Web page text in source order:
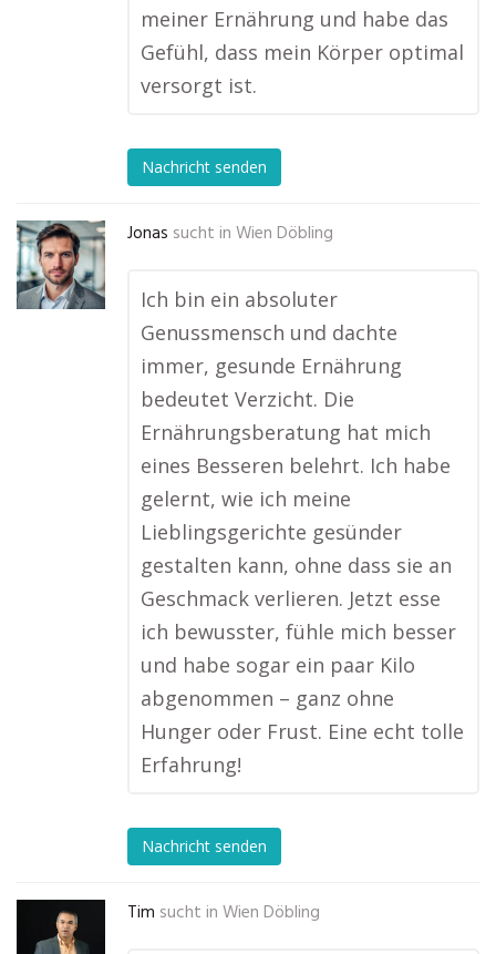
meiner Ernährung und habe das
Gefühl, dass mein Körper optimal
versorgt ist.
Nachricht senden
Jonas sucht in Wien Döbling
Ich bin ein absoluter
Genussmensch und dachte
immer, gesunde Ernährung
bedeutet Verzicht. Die
Ernährungsberatung hat mich
eines Besseren belehrt. Ich habe
gelernt, wie ich meine
Lieblingsgerichte gesünder
gestalten kann, ohne dass sie an
Geschmack verlieren. Jetzt esse
ich bewusster, fühle mich besser
und habe sogar ein paar Kilo
abgenommen – ganz ohne
Hunger oder Frust. Eine echt tolle
Erfahrung!
Nachricht senden
Tim sucht in Wien Döbling